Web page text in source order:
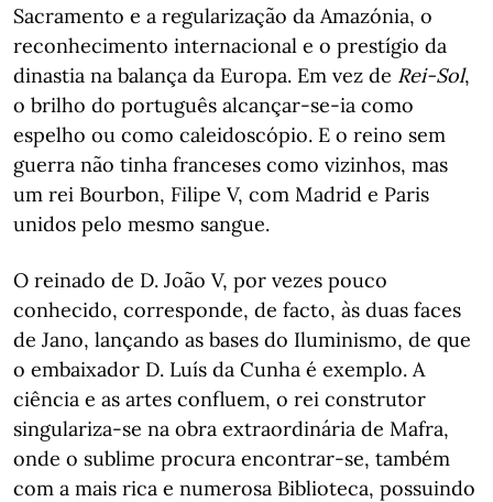
Sacramento e a regularização da Amazónia, o
reconhecimento internacional e o prestígio da
dinastia na balança da Europa. Em vez de Rei-Sol,
o brilho do português alcançar-se-ia como
espelho ou como caleidoscópio. E o reino sem
guerra não tinha franceses como vizinhos, mas
um rei Bourbon, Filipe V, com Madrid e Paris
unidos pelo mesmo sangue.
O reinado de D. João V, por vezes pouco
conhecido, corresponde, de facto, às duas faces
de Jano, lançando as bases do Iluminismo, de que
o embaixador D. Luís da Cunha é exemplo. A
ciência e as artes confluem, o rei construtor
singulariza-se na obra extraordinária de Mafra,
onde o sublime procura encontrar-se, também
com a mais rica e numerosa Biblioteca, possuindo